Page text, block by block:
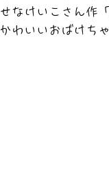
せなけいこさん作
かわいいおばけち